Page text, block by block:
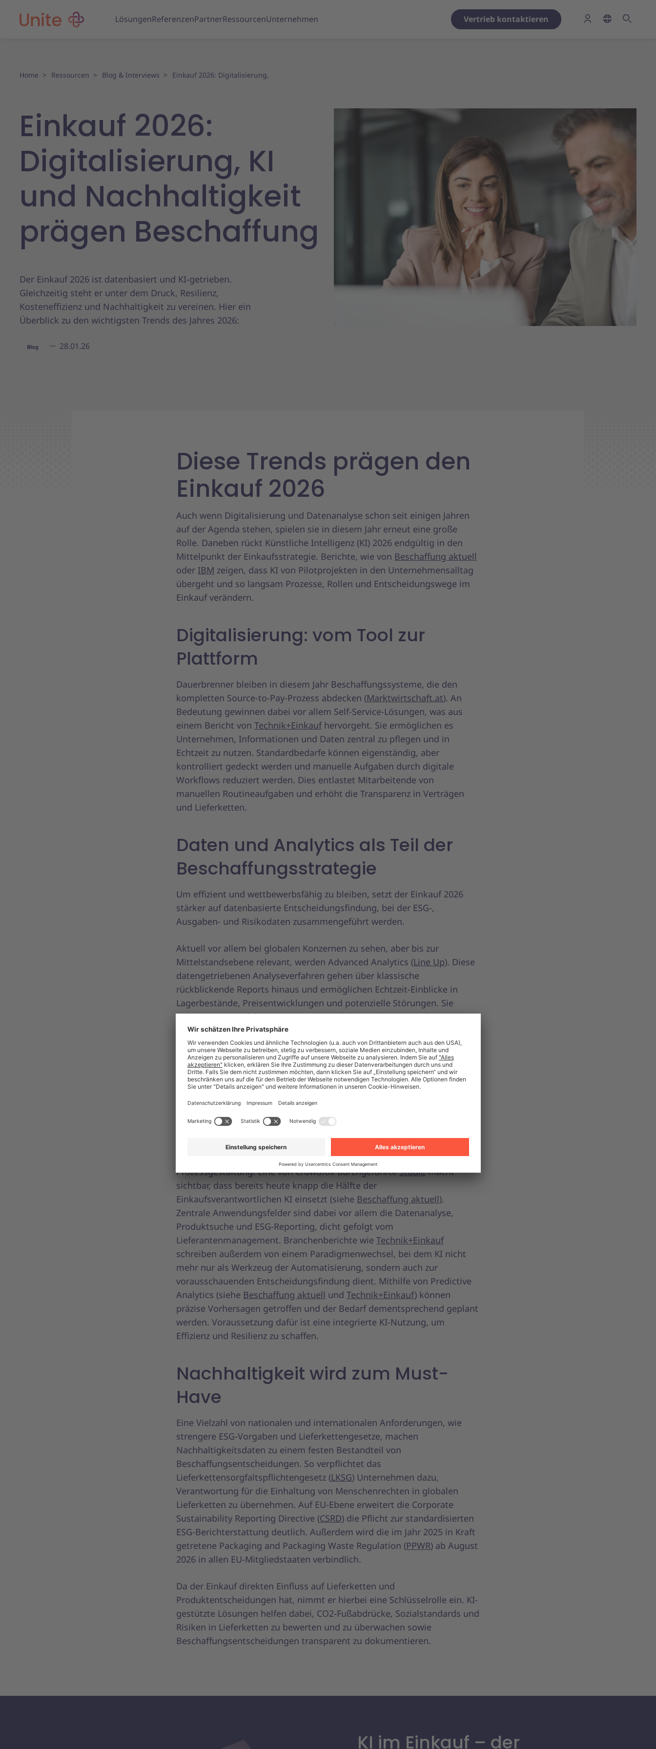
LösungenReferenzenPartnerRessourcenUnternehmen Vertrieb kontaktieren
Home Ressourcen Blog & Interviews Einkauf 2026: Digitalisierung,
Einkauf 2026:
Digitalisierung, KI
und Nachhaltigkeit
prägen Beschaffung
Der Einkauf 2026 ist datenbasiert und KI-getrieben.
Gleichzeitig steht er unter dem Druck, Resilienz,
Kosteneffizienz und Nachhaltigkeit zu vereinen. Hier ein
Überblick zu den wichtigsten Trends des Jahres 2026:
Blog 28.01.26
Diese Trends prägen den
Einkauf 2026
Auch wenn Digitalisierung und Datenanalyse schon seit einigen Jahren
auf der Agenda stehen, spielen sie in diesem Jahr erneut eine große
Rolle. Daneben rückt Künstliche Intelligenz (KI) 2026 endgültig in den
Mittelpunkt der Einkaufsstrategie. Berichte, wie von Beschaffung aktuell
oder IBM zeigen, dass KI von Pilotprojekten in den Unternehmensalltag
übergeht und so langsam Prozesse, Rollen und Entscheidungswege im
Einkauf verändern.
Digitalisierung: vom Tool zur
Plattform
Dauerbrenner bleiben in diesem Jahr Beschaffungssysteme, die den
kompletten Source-to-Pay-Prozess abdecken (Marktwirtschaft.at). An
Bedeutung gewinnen dabei vor allem Self-Service-Lösungen, was aus
einem Bericht vonTechnik+Einkaufhervorgeht. Sie ermöglichen es
Unternehmen, Informationen und Daten zentral zu pflegen und in
Echtzeit zu nutzen. Standardbedarfe können eigenständig, aber
kontrolliert gedeckt werden und manuelle Aufgaben durch digitale
Workflows reduziert werden. Dies entlastet Mitarbeitende von
manuellen Routineaufgaben und erhöht die Transparenz in Verträgen
und Lieferketten.
Daten und Analytics als Teil der
Beschaffungsstrategie
Um effizient und wettbewerbsfähig zu bleiben, setzt der Einkauf 2026
stärker auf datenbasierte Entscheidungsfindung, bei der ESG-,
Ausgaben- und Risikodaten zusammengeführt werden.
Aktuell vor allem bei globalen Konzernen zu sehen, aber bis zur
Mittelstandsebene relevant, werden Advanced Analytics (Line Up). Diese
datengetriebenen Analyseverfahren gehen über klassische
rückblickende Reports hinaus und ermöglichen Echtzeit-Einblicke in
Lagerbestände, Preisentwicklungen und potenzielle Störungen. Sie
unterstützen Nachfrageprognosen, Produktionsplanung und
Lieferantenbewertung und helfen Einkäufern dabei, datenbasierte
Entscheidungen vorausschauend zu treffen.
Künstliche Intelligenz (KI) im
Einkauf
zentrierten Einkaufsmodellen. Künstliche Intelligenz wird nicht mehr nur
als Zusatz in Prozessen betrachtet, sondern als Grundlage für die
Prozessgestaltung. Eine von Crowdfox durchgeführteStudiemacht
sichtbar, dass bereits heute knapp die Hälfte der
Einkaufsverantwortlichen KI einsetzt (siehe Beschaffung aktuell).
Zentrale Anwendungsfelder sind dabei vor allem die Datenanalyse,
Produktsuche und ESG-Reporting, dicht gefolgt vom
Lieferantenmanagement. Branchenberichte wieTechnik+Einkauf
schreiben außerdem von einem Paradigmenwechsel, bei dem KI nicht
mehr nur als Werkzeug der Automatisierung, sondern auch zur
vorausschauenden Entscheidungsfindung dient. Mithilfe von Predictive
Analytics (siehe Beschaffung aktuell undTechnik+Einkauf) können
präzise Vorhersagen getroffen und der Bedarf dementsprechend geplant
werden. Voraussetzung dafür ist eine integrierte KI-Nutzung, um
Effizienz und Resilienz zu schaffen.
Nachhaltigkeit wird zum Must-
Have
Eine Vielzahl von nationalen und internationalen Anforderungen, wie
strengere ESG-Vorgaben und Lieferkettengesetze, machen
Nachhaltigkeitsdaten zu einem festen Bestandteil von
Beschaffungsentscheidungen. So verpflichtet das
Lieferkettensorgfaltspflichtengesetz (LKSG) Unternehmen dazu,
Verantwortung für die Einhaltung von Menschenrechten in globalen
Lieferketten zu übernehmen. Auf EU-Ebene erweitert die Corporate
Sustainability Reporting Directive (CSRD) die Pflicht zur standardisierten
ESG-Berichterstattung deutlich. Außerdem wird die im Jahr 2025 in Kraft
getretene Packaging and Packaging Waste Regulation (PPWR) ab August
2026 in allen EU-Mitgliedstaaten verbindlich.
Da der Einkauf direkten Einfluss auf Lieferketten und
Produktentscheidungen hat, nimmt er hierbei eine Schlüsselrolle ein. KI-
gestützte Lösungen helfen dabei, CO2-Fußabdrücke, Sozialstandards und
Risiken in Lieferketten zu bewerten und zu überwachen sowie
Beschaffungsentscheidungen transparent zu dokumentieren.
KI im Einkauf – der